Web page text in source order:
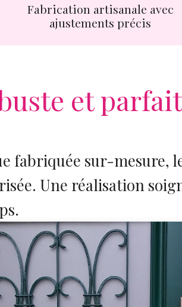
Fabrication artisanale avec
ajustements précis
et
fabriquée sur-mesure,
Une réalisation